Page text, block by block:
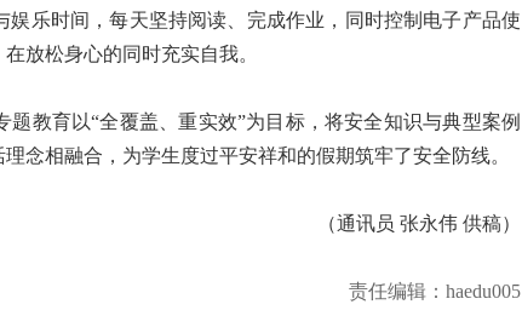
乐时间，每天坚持阅读、完成作业，同时控制电子产品使
放松身心的同时充实自我。
教育以“全覆盖、重实效”为目标，将安全知识与典型案例
念相融合，为学生度过平安祥和的假期筑牢了安全防线。
（通讯员 张永伟 供稿）
责任编辑：haedu005